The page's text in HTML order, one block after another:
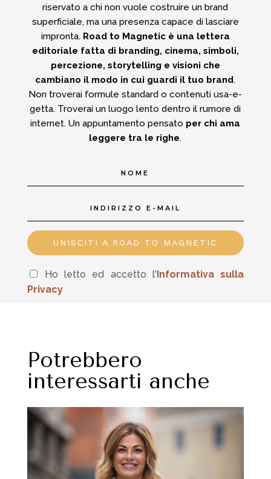
riservato a chi non vuole costruire un brand
superficiale, ma una presenza capace di lasciare
impronta. Road to Magnetic è una lettera
editoriale fatta di branding, cinema, simboli,
percezione, storytelling e visioni che
cambiano il modo in cui guardi il tuo brand.
Non troverai formule standard o contenuti usa-e-
getta. Troverai un luogo lento dentro il rumore di
internet.Un appuntamento pensato per chi ama
leggere tra le righe.
UNISCITI A ROAD TO MAGNETIC
Ho letto ed accetto l'Informativa sulla
Privacy
Potrebbero
interessarti anche